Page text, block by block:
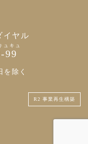
イヤル
99
除く
R2 事業再生構築